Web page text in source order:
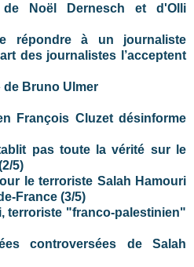
Noël Dernesch et d'Olli
répondre à un journaliste
des journalistes l’acceptent
de Bruno Ulmer
François Cluzet désinforme
pas toute la vérité sur le
5)
le terroriste Salah Hamouri
France (3/5)
terroriste "franco-palestinien"
controversées de Salah